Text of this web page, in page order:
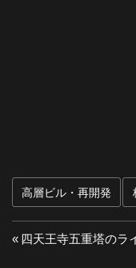
高層ビル・再開発
投
前
四天王寺五重塔のラ